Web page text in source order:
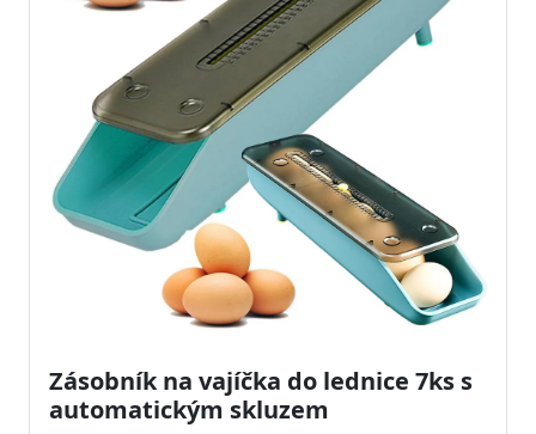
Zásobník na vajíčka do lednice 7ks s
automatickým skluzem